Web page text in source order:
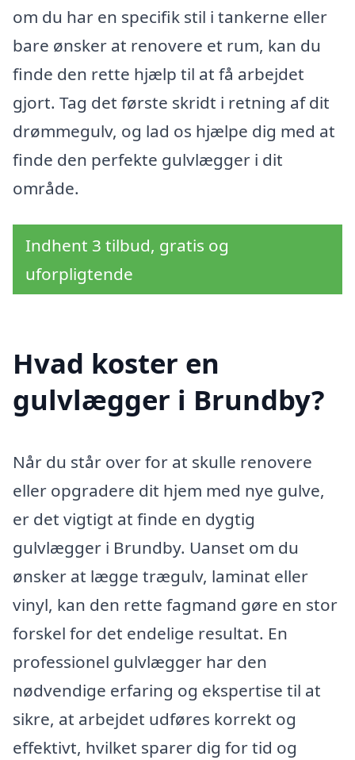
om du har en specifik stil i tankerne eller
bare ønsker at renovere et rum, kan du
finde den rette hjælp til at få arbejdet
gjort. Tag det første skridt i retning af dit
drømmegulv, og lad os hjælpe dig med at
finde den perfekte gulvlægger i dit
område.
Indhent 3 tilbud, gratis og
uforpligtende
Hvad koster en
gulvlægger i Brundby?
Når du står over for at skulle renovere
eller opgradere dit hjem med nye gulve,
er det vigtigt at finde en dygtig
gulvlægger i Brundby. Uanset om du
ønsker at lægge trægulv, laminat eller
vinyl, kan den rette fagmand gøre en stor
forskel for det endelige resultat. En
professionel gulvlægger har den
nødvendige erfaring og ekspertise til at
sikre, at arbejdet udføres korrekt og
effektivt, hvilket sparer dig for tid og